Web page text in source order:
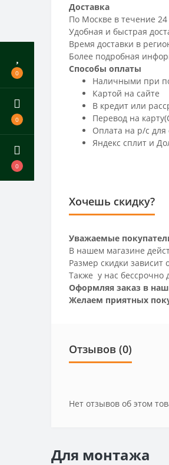
0
0
0
Доставка
По Москве в течение
Удобная и быстрая
Время доставки в
Более подробная
Способы оплаты
Наличными при
Картой на сайте
В кредит или
Перевод на
Оплата на р/c для
Яндекс сплит и
Хочешь скидку?
Уважаемые
В нашем магазине
Размер скидки
Также у нас бессрочно
Оформляя заказ в
Желаем приятных
Отзывов (0)
Нет отзывов об этом
Для монтажа